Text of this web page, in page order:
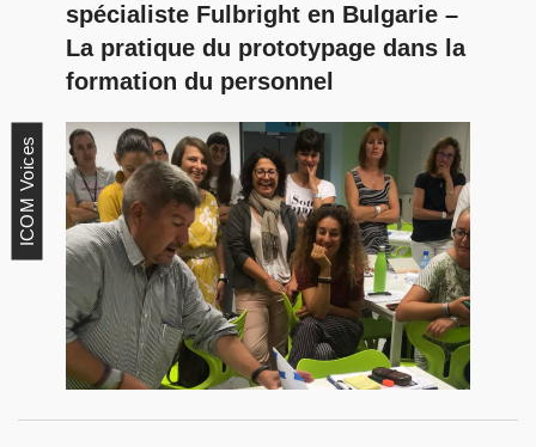
spécialiste Fulbright en Bulgarie –
La pratique du prototypage dans la
formation du personnel
ICOM Voices